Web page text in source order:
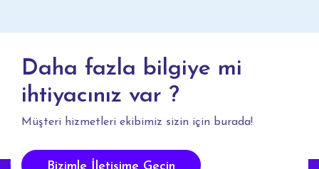
Daha fazla bilgiye mi
ihtiyacınız var ?
Müşteri hizmetleri ekibimiz sizin için burada!